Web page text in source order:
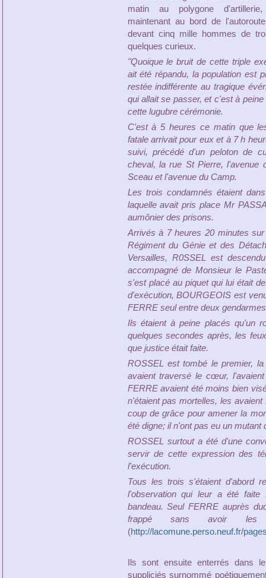
matin au polygone
maintenant au bord de
devant cinq mille hommes de
quelques curieux.
"Quoique le bruit de cette triple
ait été répandu, la population est
restée indifférente au tragique
qui allait se passer, et c'est à
cette lugubre cérémonie.
C'est à 5 heures ce matin que
fatale arrivait pour eux et à 7 h
suivi, précédé d'un peloton de
cheval, la rue St Pierre, l'avenue
Sceau et l'avenue du Camp.
Les trois condamnés étaient
laquelle avait pris place Mr
aumônier des prisons.
Arrivés à 7 heures 20 minutes
Régiment du Génie et des
Versailles, R0SSEL est
accompagné de Monsieur le
s'est placé au piquet qui lui était
d'exécution, BOURGEOIS est
FERRE seul entre deux
Ils étaient à peine placés qu'un
quelques secondes après, les
que justice était faite.
ROSSEL est tombé le premier,
avaient traversé le cœur,
FERRE avaient été moins bien
n'étaient pas mortelles, les
coup de grâce pour amener la
été digne; il n'ont pas eu un mutant
ROSSEL surtout a été d'une
servir de cette expression des
l'exécution.
Tous les trois s'étaient d'abord
l'observation qui leur a été
bandeau. Seul FERRE auprès
frappé sans avoir les
(http://lacomune.perso.neuf.fr/
Ils sont ensuite enterrés dans
suppliciés surnommé